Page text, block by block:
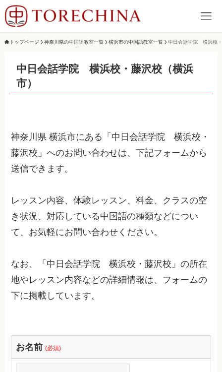
トップページ 神奈川県の中国語教室一覧 横浜市の中国語教室一覧 中日会話学院 横浜校
中日会話学院 横浜校・藤沢校（横浜
市）
神奈川県 横浜市にある「中日会話学院 横浜校・
藤沢校」へのお問い合わせは、下記フォームから
送信できます。
レッスン内容、体験レッスン、料金、クラスの空
き状況、対応している中国語の種類などについ
て、お気軽にお問い合わせください。
なお、「中日会話学院 横浜校・藤沢校」の所在
地やレッスン内容などの詳細情報は、フォームの
下に掲載しています。
お名前 (必須)